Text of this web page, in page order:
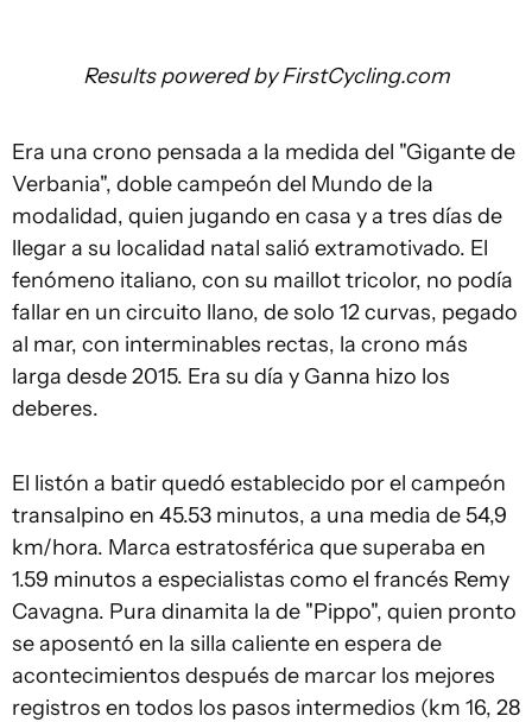
Results powered byFirstCycling.com
Era una crono pensada a la medida del "Gigante de
Verbania", doble campeón del Mundo de la
modalidad, quien jugando en casa y a tres días de
llegar a su localidad natal salió extramotivado. El
fenómeno italiano, con su maillot tricolor, no podía
fallar en un circuito llano, de solo 12 curvas, pegado
al mar, con interminables rectas, la crono más
larga desde 2015. Era su día y Ganna hizo los
deberes.
El listón a batir quedó establecido por el campeón
transalpino en 45.53 minutos, a una media de 54,9
km/hora. Marca estratosférica que superaba en
1.59 minutos a especialistas como el francés Remy
Cavagna. Pura dinamita la de "Pippo", quien pronto
se aposentó en la silla caliente en espera de
acontecimientos después de marcar los mejores
registros en todos los pasos intermedios (km 16, 28